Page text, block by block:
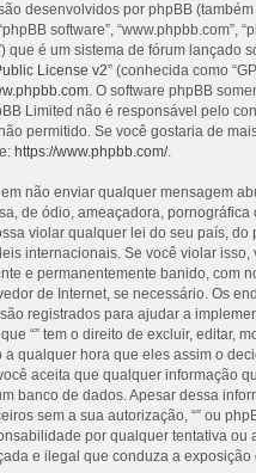
desenvolvidos por phpBB
software”, “www.phpbb.com”,
que é um sistema de fórum lançado
License v2” (conhecida como
. O software phpBB
Limited não é responsável pelo
permitido. Se você gostaria de
https://www.phpbb.com/.
não enviar qualquer mensagem
de ódio, ameaçadora, pornográfica
violar qualquer lei do seu país, do
internacionais. Se você violar isso,
e permanentemente banido, com
de Internet, se necessário. Os
registrados para ajudar a
“” tem o direito de excluir, editar,
a qualquer hora que eles assim o
aceita que qualquer informação
banco de dados. Apesar dessa
sem a sua autorização, “” ou
por qualquer tentativa ou
e ilegal que conduza a exposição